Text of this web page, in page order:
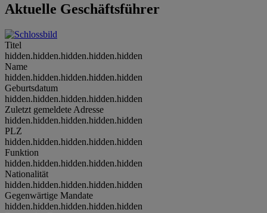
Aktuelle Geschäftsführer
Titel
hidden.hidden.hidden.hidden.hidden
Name
hidden.hidden.hidden.hidden.hidden
Geburtsdatum
hidden.hidden.hidden.hidden.hidden
Zuletzt gemeldete Adresse
hidden.hidden.hidden.hidden.hidden
PLZ
hidden.hidden.hidden.hidden.hidden
Funktion
hidden.hidden.hidden.hidden.hidden
Nationalität
hidden.hidden.hidden.hidden.hidden
Gegenwärtige Mandate
hidden.hidden.hidden.hidden.hidden